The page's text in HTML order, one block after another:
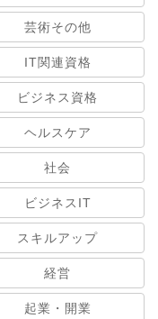
芸術その他
IT関連資格
ビジネス資格
ヘルスケア
社会
ビジネスIT
スキルアップ
経営
起業・開業